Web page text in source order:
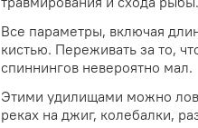
Все параметры, включая
кистью. Переживать за то,
спиннингов невероятно мал.
Этими удилищами можно
реках на джиг, колебалки,